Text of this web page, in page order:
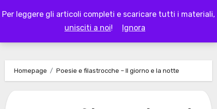
Per leggere gli articoli completi e scaricare tutti i materiali,
unisciti a noi! Ignora
to
LAPAPPADOLCE
Homepage Poesie e filastrocche – Il giorno e la notte